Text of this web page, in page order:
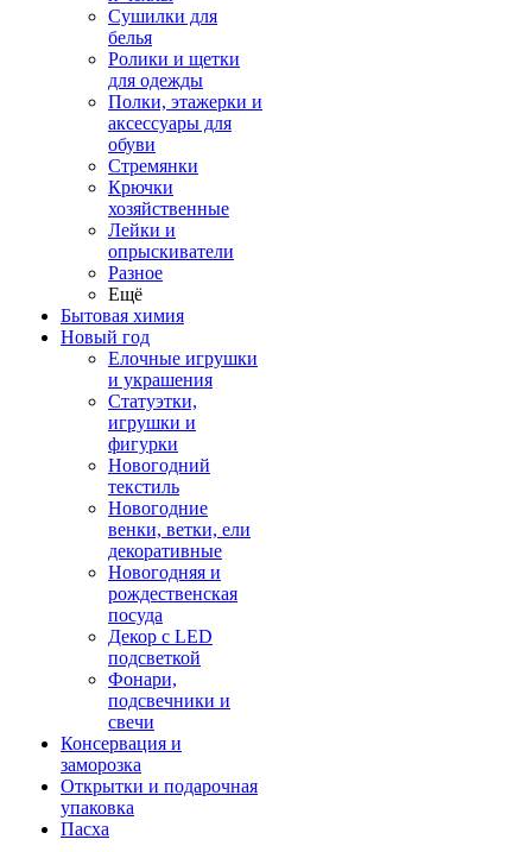
Сушилки для
белья
Ролики и щетки
для одежды
Полки, этажерки и
аксессуары для
обуви
Стремянки
Крючки
хозяйственные
Лейки и
опрыскиватели
Разное
Ещё
Бытовая химия
Новый год
Елочные игрушки
и украшения
Статуэтки,
игрушки и
фигурки
Новогодний
текстиль
Новогодние
венки, ветки, ели
декоративные
Новогодняя и
рождественская
посуда
Декор с LED
подсветкой
Фонари,
подсвечники и
свечи
Консервация и
заморозка
Открытки и подарочная
упаковка
Пасха